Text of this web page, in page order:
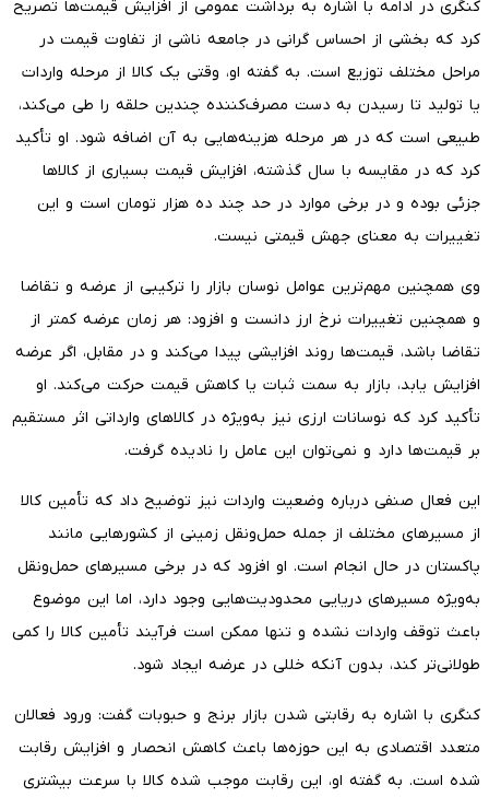
کنگری در ادامه با اشاره به برداشت عمومی از افزایش قیمت‌ها تصریح
کرد که بخشی از احساس گرانی در جامعه ناشی از تفاوت قیمت در
مراحل مختلف توزیع است. به گفته او، وقتی یک کالا از مرحله واردات
یا تولید تا رسیدن به دست مصرف‌کننده چندین حلقه را طی می‌کند،
طبیعی است که در هر مرحله هزینه‌هایی به آن اضافه شود. او تأکید
کرد که در مقایسه با سال گذشته، افزایش قیمت بسیاری از کالاها
جزئی بوده و در برخی موارد در حد چند ده هزار تومان است و این
تغییرات به معنای جهش قیمتی نیست.
وی همچنین مهم‌ترین عوامل نوسان بازار را ترکیبی از عرضه و تقاضا
و همچنین تغییرات نرخ ارز دانست و افزود: هر زمان عرضه کمتر از
تقاضا باشد، قیمت‌ها روند افزایشی پیدا می‌کند و در مقابل، اگر عرضه
افزایش یابد، بازار به سمت ثبات یا کاهش قیمت حرکت می‌کند. او
تأکید کرد که نوسانات ارزی نیز به‌ویژه در کالاهای وارداتی اثر مستقیم
بر قیمت‌ها دارد و نمی‌توان این عامل را نادیده گرفت.
این فعال صنفی درباره وضعیت واردات نیز توضیح داد که تأمین کالا
از مسیرهای مختلف از جمله حمل‌ونقل زمینی از کشورهایی مانند
پاکستان در حال انجام است. او افزود که در برخی مسیرهای حمل‌ونقل
به‌ویژه مسیرهای دریایی محدودیت‌هایی وجود دارد، اما این موضوع
باعث توقف واردات نشده و تنها ممکن است فرآیند تأمین کالا را کمی
طولانی‌تر کند، بدون آنکه خللی در عرضه ایجاد شود.
کنگری با اشاره به رقابتی شدن بازار برنج و حبوبات گفت: ورود فعالان
متعدد اقتصادی به این حوزه‌ها باعث کاهش انحصار و افزایش رقابت
شده است. به گفته او، این رقابت موجب شده کالا با سرعت بیشتری